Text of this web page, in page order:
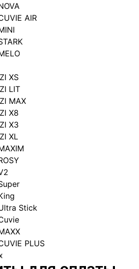
AIR
XS
LIT
MAX
X8
X3
XL
Stick
PLUS